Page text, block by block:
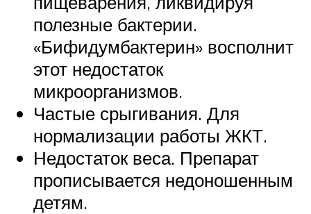
полезные бактерии.
«Бифидумбактерин» восполнит
этот недостаток
микроорганизмов.
Частые срыгивания. Для
нормализации работы ЖКТ.
Недостаток веса. Препарат
прописывается недоношенным
детям.